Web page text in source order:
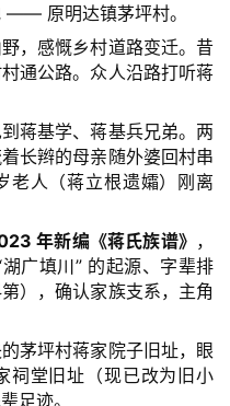
—— 原明达镇茅坪村。
，感慨乡村道路变迁。昔
通公路。众人沿路打听蒋
到蒋基学、蒋基兵兄弟。两
长辫的母亲随外婆回村串
老人（蒋立根遗孀）刚离
年新编《蒋氏族谱》 ，
广填川” 的起源、字辈排
），确认家族支系，主角
茅坪村蒋家院子旧址，眼
祠堂旧址（现已改为旧小
足迹。